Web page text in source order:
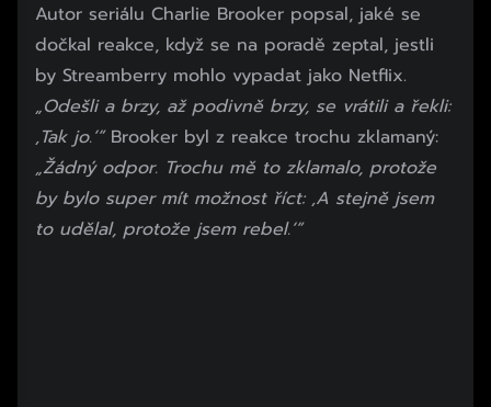
Autor seriálu Charlie Brooker popsal, jaké se
dočkal reakce, když se na poradě zeptal, jestli
by Streamberry mohlo vypadat jako Netflix.
„Odešli a brzy, až podivně brzy, se vrátili a řekli:
‚Tak jo.‘“ Brooker byl z reakce trochu zklamaný:
„Žádný odpor. Trochu mě to zklamalo, protože
by bylo super mít možnost říct: ‚A stejně jsem
to udělal, protože jsem rebel.‘“